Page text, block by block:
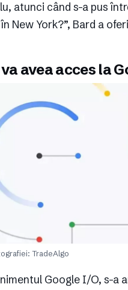
atunci când s-a pus
New York?”, Bard a
avea acces la
TradeAlgo
Google I/O, s-a